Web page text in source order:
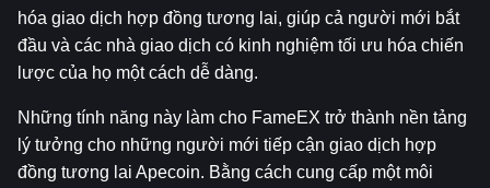
hóa giao dịch hợp đồng tương lai, giúp cả người mới bắt
đầu và các nhà giao dịch có kinh nghiệm tối ưu hóa chiến
lược của họ một cách dễ dàng.
Những tính năng này làm cho FameEX trở thành nền tảng
lý tưởng cho những người mới tiếp cận giao dịch hợp
đồng tương lai Apecoin. Bằng cách cung cấp một môi